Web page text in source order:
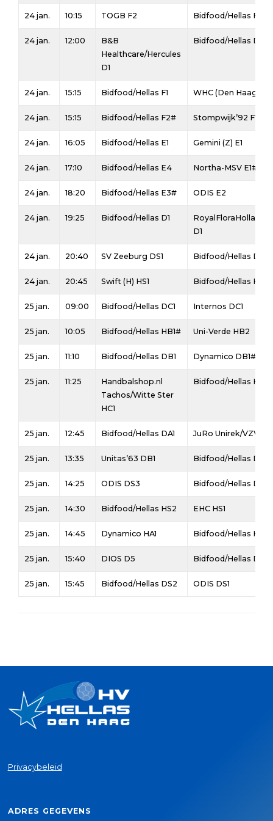
24 jan. 10:15 TOGB F2 Bidfood/Hellas F3
24 jan. 12:00
B&B
Healthcare/Hercules
D1
Bidfood/Hellas D2
24 jan. 15:15 Bidfood/Hellas F1 WHC (Den Haag) F1
24 jan. 15:15 Bidfood/Hellas F2# Stompwijk’92 F1
24 jan. 16:05 Bidfood/Hellas E1 Gemini (Z) E1
24 jan. 17:10 Bidfood/Hellas E4 Northa-MSV E1#
24 jan. 18:20 Bidfood/Hellas E3# ODIS E2
24 jan. 19:25 Bidfood/Hellas D1
RoyalFloraHolland/
D1
24 jan. 20:40 SV Zeeburg DS1 Bidfood/Hellas DS1
24 jan. 20:45 Swift (H) HS1 Bidfood/Hellas HS3
25 jan. 09:00 Bidfood/Hellas DC1 Internos DC1
25 jan. 10:05 Bidfood/Hellas HB1# Uni-Verde HB2
25 jan. 11:10 Bidfood/Hellas DB1 Dynamico DB1#
25 jan. 11:25
Handbalshop.nl
Tachos/Witte Ster
HC1
Bidfood/Hellas HC1
25 jan. 12:45 Bidfood/Hellas DA1 JuRo Unirek/VZV
25 jan. 13:35 Unitas’63 DB1 Bidfood/Hellas
25 jan. 14:25 ODIS DS3 Bidfood/Hellas DS3
25 jan. 14:30 Bidfood/Hellas HS2 EHC HS1
25 jan. 14:45 Dynamico HA1 Bidfood/Hellas HA1
25 jan. 15:40 DIOS D5 Bidfood/Hellas D3#
25 jan. 15:45 Bidfood/Hellas DS2 ODIS DS1
Privacybeleid
ADRES GEGEVENS